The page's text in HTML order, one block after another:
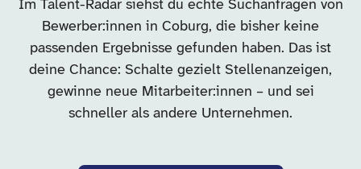
Im Talent-Radar siehst du echte Suchanfragen von
Bewerber:innen in Coburg, die bisher keine
passenden Ergebnisse gefunden haben. Das ist
deine Chance: Schalte gezielt Stellenanzeigen,
gewinne neue Mitarbeiter:innen – und sei
schneller als andere Unternehmen.